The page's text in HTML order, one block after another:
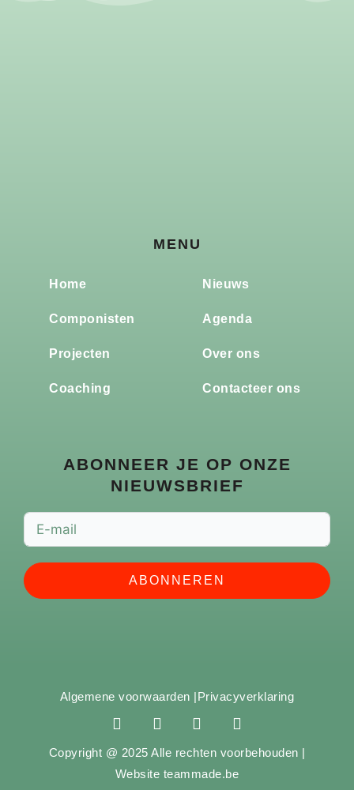
MENU
Home
Componisten
Projecten
Coaching
Nieuws
Agenda
Over ons
Contacteer ons
ABONNEER JE OP ONZE
NIEUWSBRIEF
ABONNEREN
Copyright @ 2025 Alle rechten voorbehouden |
Website teammade.be
F
a
c
e
b
I
n
s
t
a
Y
o
u
t
u
S
p
t
i
Algemene voorwaarden |Privacyverklaring